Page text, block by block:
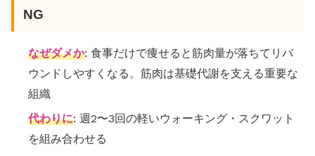
NG
なぜダメか: 食事だけで痩せると筋肉量が落ちてリバ
ウンドしやすくなる。筋肉は基礎代謝を支える重要な
組織
代わりに: 週2〜3回の軽いウォーキング・スクワット
を組み合わせる